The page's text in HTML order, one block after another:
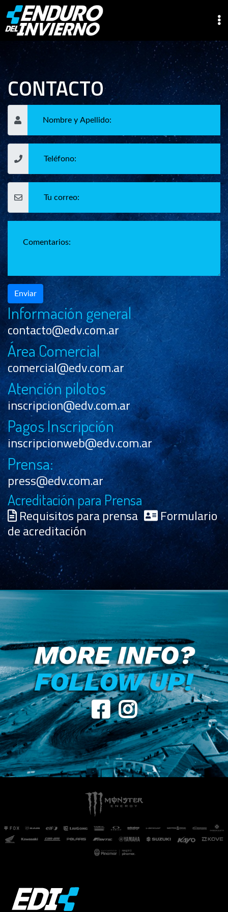
CONTACTO
Enviar
Información general
contacto@edv.com.ar
Área Comercial
comercial@edv.com.ar
Atención pilotos
inscripcion@edv.com.ar
Pagos Inscripción
inscripcionweb@edv.com.ar
Prensa:
press@edv.com.ar
Acreditación para Prensa
Requisitos para prensa
Formulario
de acreditación